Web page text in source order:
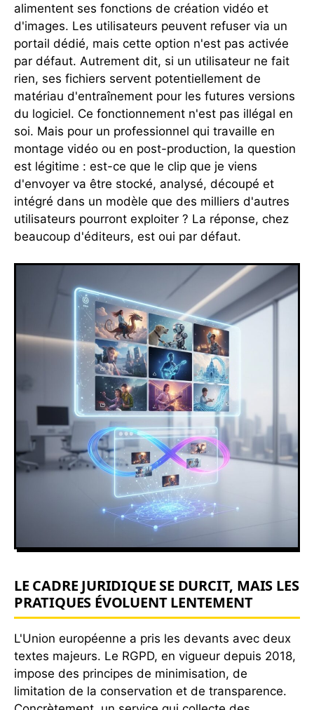
alimentent ses fonctions de création vidéo et
d'images. Les utilisateurs peuvent refuser via un
portail dédié, mais cette option n'est pas activée
par défaut. Autrement dit, si un utilisateur ne fait
rien, ses fichiers servent potentiellement de
matériau d'entraînement pour les futures versions
du logiciel. Ce fonctionnement n'est pas illégal en
soi. Mais pour un professionnel qui travaille en
montage vidéo ou en post-production, la question
est légitime : est-ce que le clip que je viens
d'envoyer va être stocké, analysé, découpé et
intégré dans un modèle que des milliers d'autres
utilisateurs pourront exploiter ? La réponse, chez
beaucoup d'éditeurs, est oui par défaut.
LE CADRE JURIDIQUE SE DURCIT, MAIS LES
PRATIQUES ÉVOLUENT LENTEMENT
L'Union européenne a pris les devants avec deux
textes majeurs. Le RGPD, en vigueur depuis 2018,
impose des principes de minimisation, de
limitation de la conservation et de transparence.